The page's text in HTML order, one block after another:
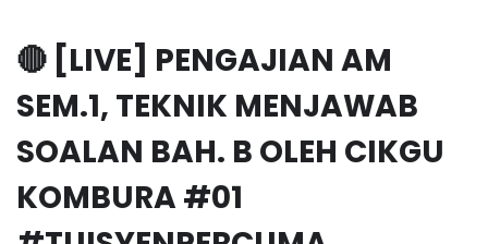
🔴 [LIVE] PENGAJIAN AM
SEM.1, TEKNIK MENJAWAB
SOALAN BAH. B OLEH CIKGU
KOMBURA #01